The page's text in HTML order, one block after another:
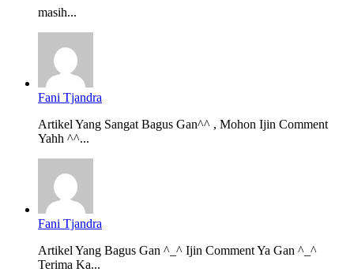
masih...
Fani Tjandra
Artikel Yang Sangat Bagus Gan^^ , Mohon Ijin Comment
Yahh ^^...
Fani Tjandra
Artikel Yang Bagus Gan ^_^ Ijin Comment Ya Gan ^_^
Terima Ka...